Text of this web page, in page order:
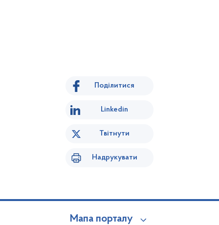
Поділитися
Linkedin
Твітнути
Надрукувати
Мапа порталу